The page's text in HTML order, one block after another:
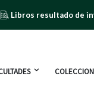
Libros resultado de